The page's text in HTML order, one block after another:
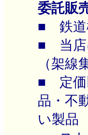
委託販
■ 鉄道
■ 当店
（架線
■ 定価
品・不
い製品